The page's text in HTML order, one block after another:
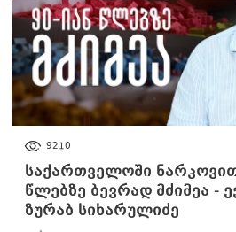
9210
საქართველოში
წლებზე ბევრად მძიმეა -
ზურაბ სიხარულიძე